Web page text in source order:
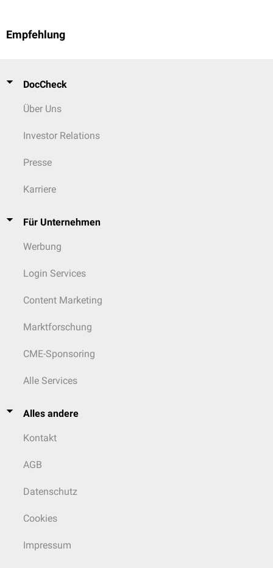
Empfehlung
DocCheck
Über Uns
Investor Relations
Presse
Karriere
Für Unternehmen
Werbung
Login Services
Content Marketing
Marktforschung
CME-Sponsoring
Alle Services
Alles andere
Kontakt
AGB
Datenschutz
Cookies
Impressum